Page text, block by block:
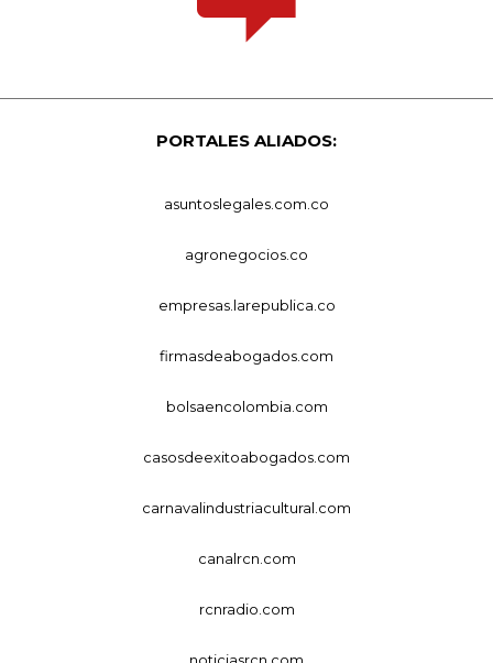
PORTALES ALIADOS:
asuntoslegales.com.co
agronegocios.co
empresas.larepublica.co
firmasdeabogados.com
bolsaencolombia.com
casosdeexitoabogados.com
carnavalindustriacultural.com
canalrcn.com
rcnradio.com
noticiasrcn.com